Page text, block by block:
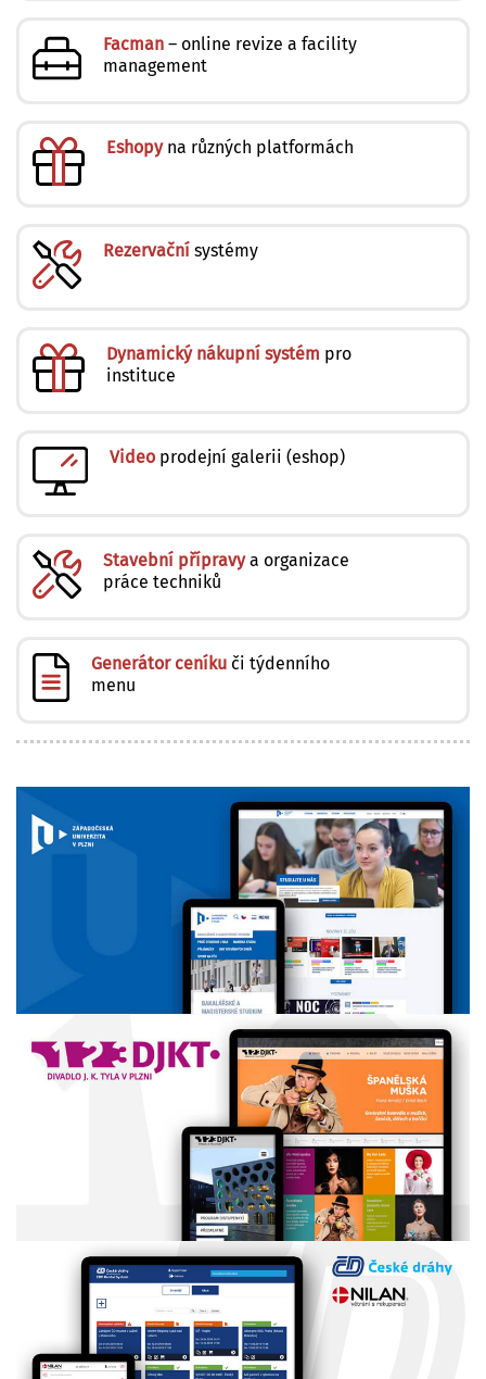
Facman – online revize a facility
management
Eshopyna různých platformách
Rezervační systémy
Dynamický nákupní systém pro
instituce
Videoprodejní galerii (eshop)
Stavební přípravya organizace
práce techniků
Generátor ceníkuči týdenního
menu